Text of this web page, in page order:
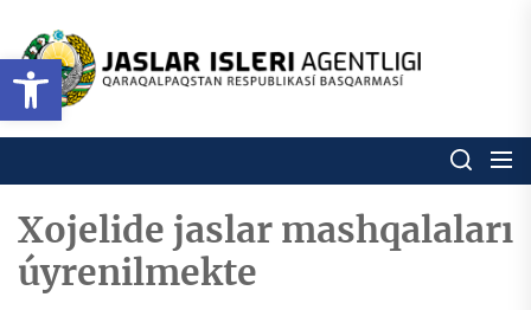
Open toolbar
content
Respublikası
basqarması
Ózbekstan jaslar isleri
Xojelide jaslar mashqalaları
úyrenilmekte